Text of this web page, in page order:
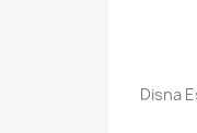
Disna